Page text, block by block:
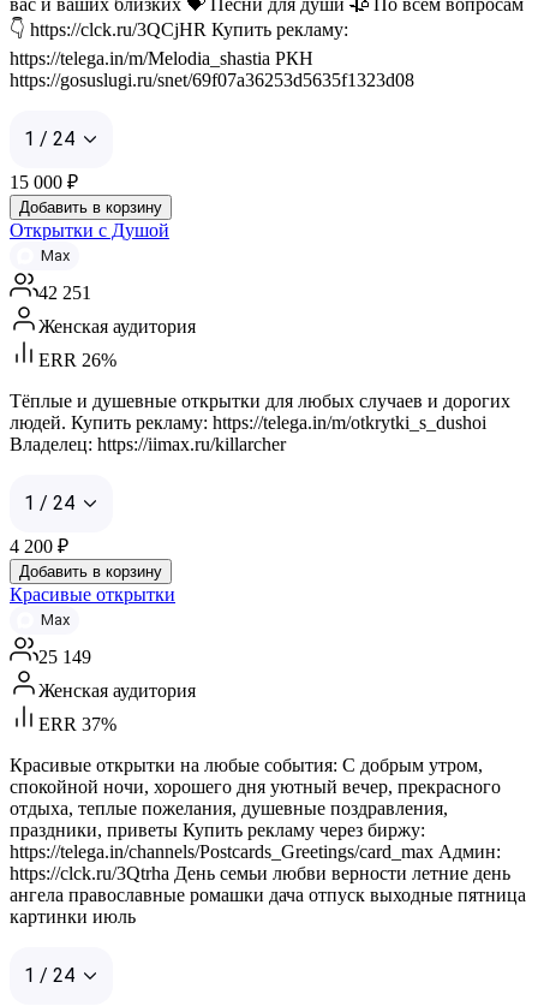
👇 https://clck.ru/3QCjHR Купить рекламу:
https://telega.in/m/Melodia_shastia РКН
https://gosuslugi.ru/snet/69f07a36253d5635f1323d08
1 / 24
15 000 ₽
Добавить в корзину
Открытки с Душой
Max
42 251
Женская аудитория
ERR 26%
Тёплые и душевные открытки для любых случаев и дорогих
людей. Купить рекламу: https://telega.in/m/otkrytki_s_dushoi
Владелец: https://iimax.ru/killarcher
1 / 24
4 200 ₽
Добавить в корзину
Красивые открытки
Max
25 149
Женская аудитория
ERR 37%
Красивые открытки на любые события: С добрым утром,
спокойной ночи, хорошего дня уютный вечер, прекрасного
отдыха, теплые пожелания, душевные поздравления,
праздники, приветы Купить рекламу через биржу:
https://telega.in/channels/Postcards_Greetings/card_max Админ:
https://clck.ru/3Qtrha День семьи любви верности летние день
ангела православные ромашки дача отпуск выходные пятница
картинки июль
1 / 24